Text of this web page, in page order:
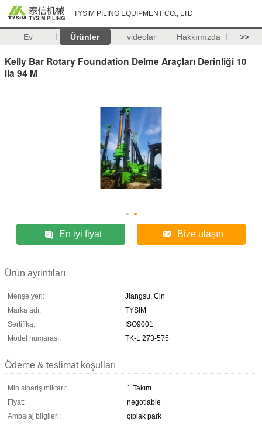
TYSIM PILING EQUIPMENT CO., LTD
Ev Ürünler videolar Hakkımızda >>
Kelly Bar Rotary Foundation Delme Araçları Derinliği 10
ila 94 M
En iyi fiyat Bize ulaşın
Ürün ayrıntıları
Menşe yeri:
Jiangsu, Çin
Marka adı:
TYSIM
Sertifika:
ISO9001
Model numarası:
TK-L 273-575
Ödeme & teslimat koşulları
Min sipariş miktarı:
1 Takım
Fiyat:
negotiable
Ambalaj bilgileri:
çıplak park